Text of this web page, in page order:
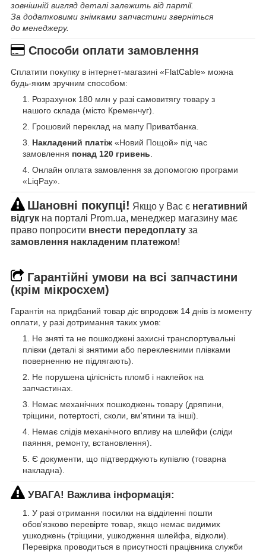
зовнішній вигляд деталі залежить від партії.
За додатковими знімками запчастини зверніться
до менеджеру.
Способи оплати замовлення
Сплатити покупку в інтернет-магазині «FlatCable» можна
будь-яким зручним способом:
Розрахунок 180 млн у разі самовитягу товару з
нашого склада (місто Кременчуг).
Грошовий переклад на мапу Приватбанка.
Накладений платіж «Новий Пощой» під час
замовлення понад 120 гривень
Онлайн оплата замовлення за допомогою програми
«LiqPay».
Шановні покупці! Якщо у Вас є негативний
відгук на порталі Prom.ua, менеджер магазину має
право попросити внести передоплату за
замовлення накладеним платежом!
Гарантійні умови на всі запчастини
(крім мікросхем)
Гарантія на придбаний товар діє впродовж 14 днів із моменту
оплати, у разі дотримання таких умов:
Не зняті та не пошкоджені захисні транспортувальні
плівки (деталі зі знятими або переклеєними плівками
поверненню не підлягають).
Не порушена цілісність пломб і наклейок на
запчастинах.
Немає механічних пошкоджень товару (дряпини,
тріщини, потертості, сколи, вм'ятини та інші).
Немає слідів механічного впливу на шлейфи (сліди
паяння, ремонту, встановлення).
Є документи, що підтверджують купівлю (товарна
накладна).
УВАГА! Важлива інформація:
У разі отримання посилки на відділенні пошти
обов'язково перевірте товар, якщо немає видимих
ушкоджень (тріщини, ушкодження шлейфа, відколи).
Перевірка проводиться в присутності працівника служби